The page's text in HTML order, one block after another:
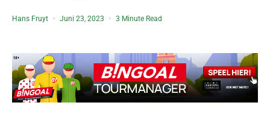
Hans Fruyt Juni 23, 2023 3 Minute Read